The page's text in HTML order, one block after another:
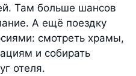
Там больше шансов
А ещё поездку
смотреть храмы,
и собирать
отеля.